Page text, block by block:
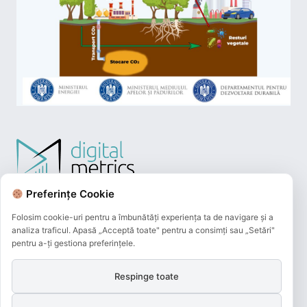
Plățile online efectuate pe acest site
Preferințe Cookie
Folosim cookie-uri pentru a îmbunătăți experiența ta de navigare și a
analiza traficul. Apasă „Acceptă toate" pentru a consimți sau „Setări"
pentru a-ți gestiona preferințele.
Respinge toate